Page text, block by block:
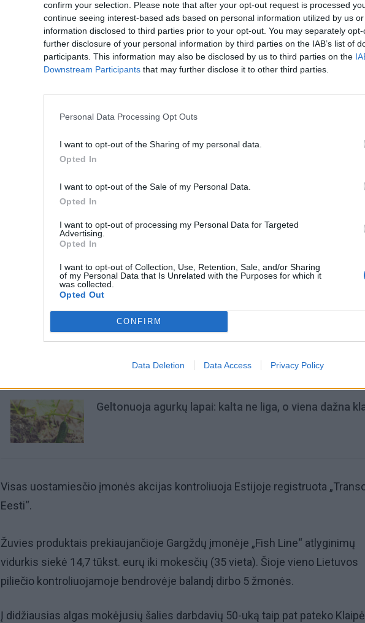
confirm your selection. Please note that after your opt-out request is processed
continue seeing interest-based ads based on personal information utilized by us
information disclosed to third parties prior to your opt-out. You may separately
further disclosure of your personal information by third parties on the IAB’s list of
participants. This information may also be disclosed by us to third parties on the
Downstream Participants that may further disclose it to other third parties.
Personal Data Processing Opt Outs
I want to opt-out of the Sharing of my personal data.
Opted In
I want to opt-out of the Sale of my Personal Data.
Opted In
I want to opt-out of processing my Personal Data for Targeted
Advertising.
Opted In
I want to opt-out of Collection, Use, Retention, Sale, and/or Sharing
of my Personal Data that Is Unrelated with the Purposes for which it
was collected.
Opted Out
CONFIRM
Data Deletion Data Access Privacy Policy
grynojo pelno.
Išskirtinė Japonijos jūrinių konteinerių gabenimo kompanijos „Ocean
Express“ atstovė Klaipėdoje - įmonė „Transocean Lietuva“ šešiems savo
Šiuo metu skaitomiausi
Geltonuoja agurkų lapai: kalta ne liga, o viena dažna
Visas uostamiesčio įmonės akcijas kontroliuoja Estijoje registruota
Eesti“.
Žuvies produktais prekiaujančioje Gargždų įmonėje „Fish Line“ atlyginimų
vidurkis siekė 14,7 tūkst. eurų iki mokesčių (35 vieta). Šioje vieno Lietuvos
piliečio kontroliuojamoje bendrovėje balandį dirbo 5 žmonės.
Į didžiausias algas mokėjusių šalies darbdavių 50-uką taip pat pateko